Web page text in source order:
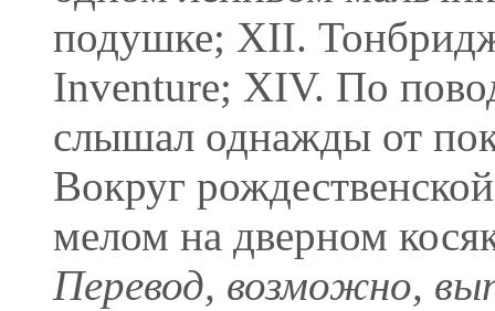
подушке; XII.
Inventure; XIV. По
слышал однажды от
Вокруг
мелом на дверном
Перевод, возможно,